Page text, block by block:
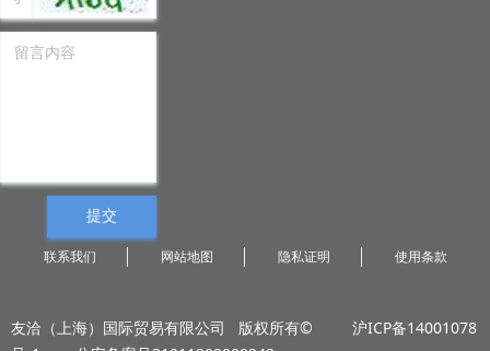
友洽（上海）国际贸易有限公司 版权所有© 沪ICP备14001078
联系我们 网站地图 隐私证明 使用条款
提交